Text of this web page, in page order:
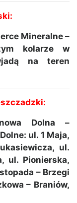
Mineralne –
kolarze w
na teren
Dolna –
ul. 1 Maja,
ul.
ul. Pionierska,
– Brzegi
– Braniów,